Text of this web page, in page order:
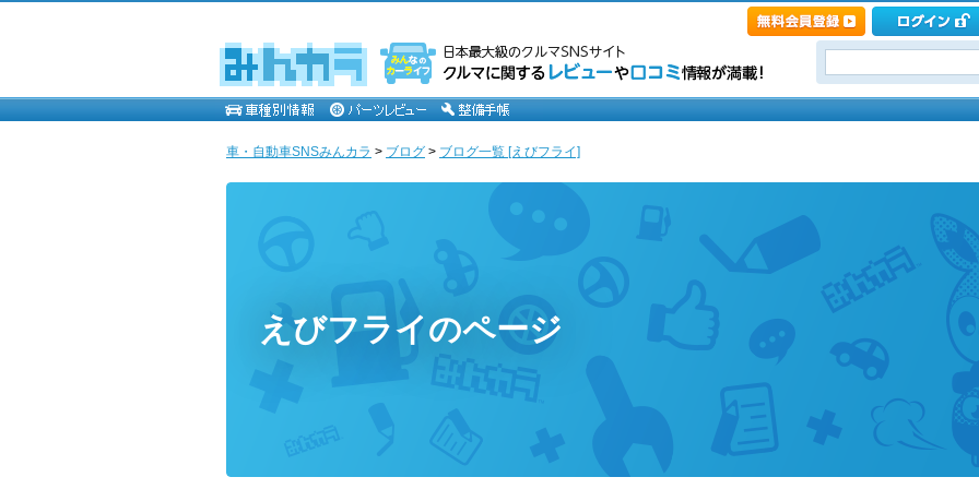
車・自動車SNSみんカラ > ブログ > ブログ一覧 [えびフライ]
えびフライのページ